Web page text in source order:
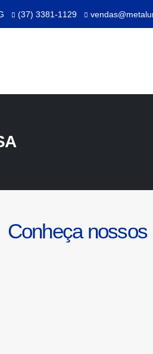
(37) 3381-1129
Conheça nossos